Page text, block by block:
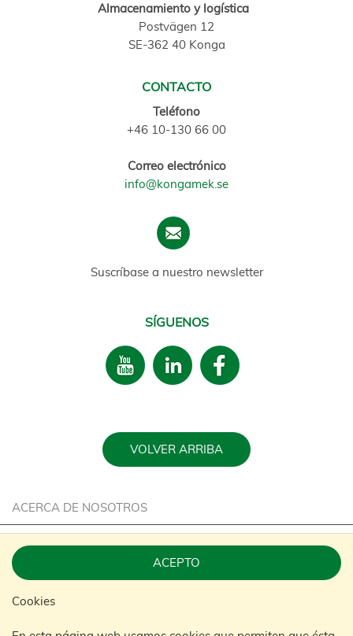
ACEPTO
Cookies
Almacenamiento y logística
Postvägen 12
SE-362 40 Konga
CONTACTO
Teléfono
+46 10-130 66 00
Correo electrónico
info@kongamek.se
Suscríbase a nuestro newsletter
SÍGUENOS
VOLVER ARRIBA
ACERCA DE NOSOTROS
CARRERA
SOSTENIBILIDAD